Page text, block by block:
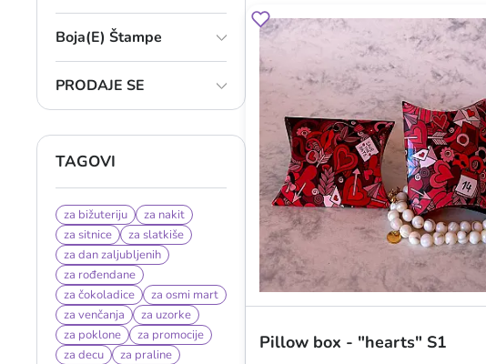
Boja(e) Štampe
PRODAJE SE
TAGOVI
za bižuteriju
za nakit
za sitnice
za slatkiše
za dan zaljubljenih
za rođendane
za čokoladice
za osmi mart
za venčanja
za uzorke
za poklone
za promocije
za decu
za praline
Pillow box - "hearts" S1